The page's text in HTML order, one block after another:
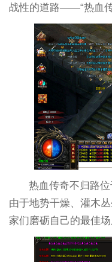
战性的道路——“热血传
热血传奇不归路
由于地势干燥、灌木
家们磨砺自己的最佳场